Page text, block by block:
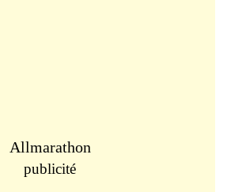
Allmarathon
publicité